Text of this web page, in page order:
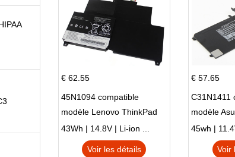
€ 62.55
45N1094 compatible
modèle Lenovo ThinkPad
Edge S230u Twist
43Wh | 14.8V | Li-ion ...
Voir les détails
€ 57.65
C31N1411
modèle
45wh |
Voir